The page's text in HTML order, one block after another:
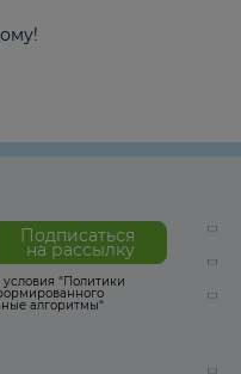
Подписаться
на рассылку
“Политики
алгоритмы“